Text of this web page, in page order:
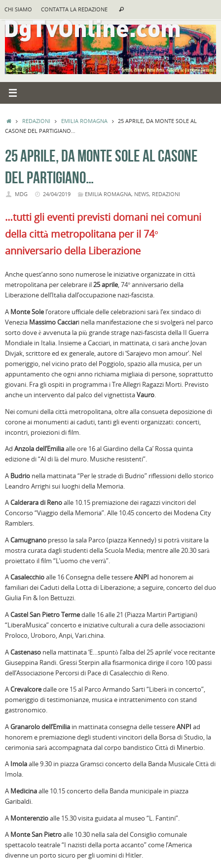
contenuto
CHI SIAMO CONTATTA LA REDAZIONE Cerca
HOMEREDAZIONI EMILIA ROMAGNA
25 APRILE, DA MONTE SOLE AL
CASONE DEL PARTIGIANO…
25 APRILE, DA MONTE SOLE AL CASONE
DEL PARTIGIANO…
MDG 24/04/2019 EMILIA ROMAGNA, NEWS, REDAZIONI
…tutti gli eventi previsti domani nei comuni
della città metropolitana per il 74°
anniversario della Liberazione
Anche quest’anno sono numerose le iniziative organizzate in città
metropolitana per celebrare il25 aprile, 74° anniversario della
Liberazione dell’Italia dall’occupazione nazi-fascista.
A Monte Sole l’oratore ufficiale delle celebrazioni sarà l’ex sindaco di
Venezia Massimo Cacciari nella manifestazione che si svolgerà nel parco
sorto dove è avvenuta la più grande strage nazi-fascista della II Guerra
Mondiale in Italia. Insieme a Cacciari, in mattinata, ci sarà anche Jovan
Divjak, scrittore ed ex generale, autore di ‘Sarajevo mon amour’. Nel
pomeriggio, nel vicino prato del Poggiolo, spazio alla musica, per un
appuntamento che ogni anno richiama migliaia di persone, soprattutto
giovani. Fra gli ospiti in programma i Tre Allegri Ragazzi Morti. Previsto
anche un intervento dal palco del vignettistaVauro.
Nei comuni della città metropolitana, oltre alla consueta deposizione di
corone ai monumenti ai caduti, tanti gli eventi organizzati: concerti,
incontri, proiezioni di film.
Ad Anzola dell’Emiliaalle ore 16 al Giardino della Ca’ Rossa quinta
edizione di “Al di là del muro. Musiche resistenti”.
A Budrio nella mattinata “Per le strade di Budrio” riflessioni dello storico
Leandro Arrighi sui luoghi della Memoria.
ACalderara di Renoalle 10.15 premiazione dei ragazzi vincitori del
Concorso “Viaggio della Memoria”. Alle 10.45 concerto dei Modena City
Ramblers.
ACamugnano presso la sala Parco (piazza Kennedy) si potrà visitare la
mostra curata dagli studenti della Scuola Media; mentre alle 20.30 sarà
proiettato il film “L’uomo che verrà”.
ACasalecchioalle 16 Consegna delle tessereANPI ad honorem ai
familiari dei Caduti della Lotta di Liberazione; a seguire, concerto del duo
Giulia Fin & Ion Bettuzzi.
ACastel San Pietro Termedalle 16 alle 21 (Piazza Martiri Partigiani)
“LiberaMusica” concerto e iniziative culturali a cura delle associazioni
Proloco, Uroboro, Anpi, Vari.china.
ACastenaso nella mattinata ‘E…spuntò l’alba del 25 aprile’ voce recitante
Giuseppina Randi. Gressi Sterpin alla fisarmonica dirige il coro 100 passi
dell’Associazione Percorsi di Pace di Casalecchio di Reno.
ACrevalcoredalle ore 15 al Parco Armando Sarti “Liberà in concerto”,
pomeriggio di testimonianze, musica e intrattenimento con stand
gastronomico.
AGranarolo dell’Emilia in mattinata consegna delle tessereANPI ad
honorem e premiazione degli studenti vincitori della Borsa di Studio, la
cerimonia sarà accompagnata dal corpo bandistico Città di Minerbio.
A Imolaalle 9.30 in piazza Gramsci concerto della Banda Musicale Città di
Imola.
A Medicinaalle 10.15 concerto della Banda municipale in piazza
Garibaldi.
A Monterenzioalle 15.30 visita guidata al museo “L. Fantini”.
A Monte San Pietroalle 10.30 nella sala del Consiglio comunale
spettacolo teatrale “I nazisti della porta accanto” come l’America
divenne un porto sicuro per gli uomini di Hitler.